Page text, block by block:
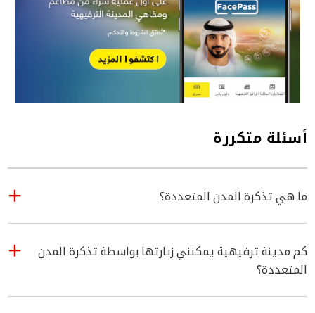
أسئلة متكررة
ما هي تذكرة المدن المتعددة؟
كم مدينة ترفيهية يمكنني زيارتها بواسطة تذكرة المدن
المتعددة؟